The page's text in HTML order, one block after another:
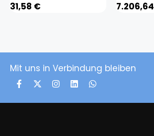
31,58 € 7.206,64
Mit uns in Verbindung bleiben